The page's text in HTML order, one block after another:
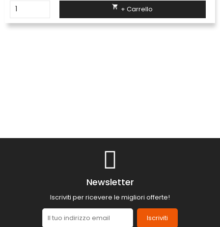
 + Carrello
Newsletter
Iscriviti per ricevere le migliori offerte!
Iscriviti